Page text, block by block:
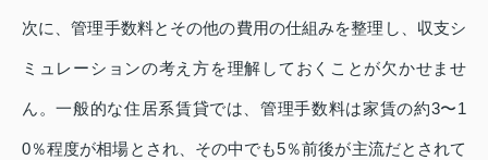
次に、管理手数料とその他の費用の仕組みを整理し、収支シ
ミュレーションの考え方を理解しておくことが欠かせませ
ん。一般的な住居系賃貸では、管理手数料は家賃の約3〜1
0％程度が相場とされ、その中でも5％前後が主流だとされて